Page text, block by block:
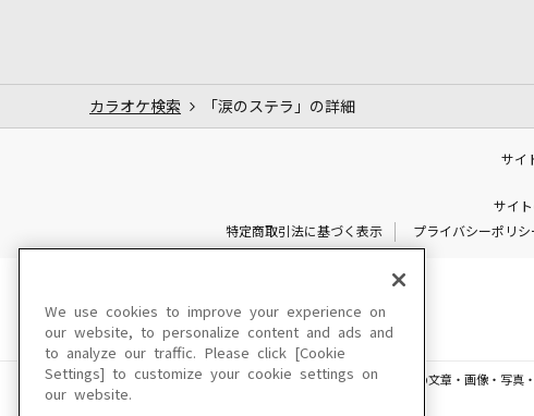
カラオケ検索 「涙のステラ」の詳細
サイ
サイ
特定商取引法に基づく表示
プライバシーポリシ
このサイトに掲載されている一切の文章・画像・写
We use cookies to improve your experience on
our website, to personalize content and ads and
to analyze our traffic. Please click [Cookie
Settings] to customize your cookie settings on
our website.